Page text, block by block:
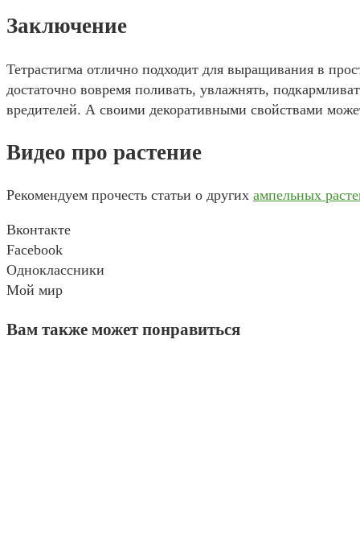
Заключение
Тетрастигма отлично подходит для выращивания в
достаточно вовремя поливать, увлажнять,
вредителей. А своими декоративными свойствами
Видео про растение
Рекомендуем прочесть статьи о других ампельных
Вконтакте
Facebook
Одноклассники
Мой мир
Вам также может понравиться